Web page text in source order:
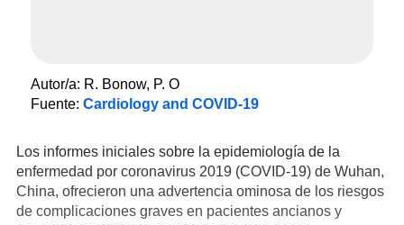
Autor/a: R. Bonow, P. O
Fuente: Cardiology and COVID-19
Los informes iniciales sobre la epidemiología de la
enfermedad por coronavirus 2019 (COVID-19) de Wuhan,
China, ofrecieron una advertencia ominosa de los riesgos
de complicaciones graves en pacientes ancianos y